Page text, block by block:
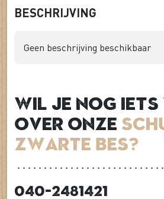
BESCHRIJVING
Geen beschrijving beschikbaar
Wil je nog iets
over onze
Zwarte Bes?
040-2481421